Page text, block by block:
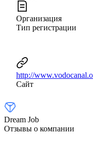
Организация
Тип регистрации
http://
Сайт
Dream Job
Отзывы о компании